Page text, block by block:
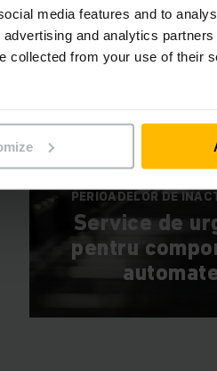
media features and to
and analytics
collected from your use of their
PERIOADELOR DE
Service de
pentru